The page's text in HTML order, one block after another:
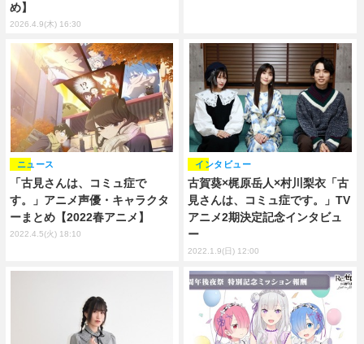
め】
2026.4.9(木) 16:30
「古見さんは、コミュ症で
す。」アニメ声優・キャラクタ
ーまとめ【2022春アニメ】
ニュース
2022.4.5(火) 18:10
古賀葵×梶原岳人×村川梨衣「古
見さんは、コミュ症です。」TV
アニメ2期決定記念インタビュ
ー
インタビュー
2022.1.9(日) 12:00